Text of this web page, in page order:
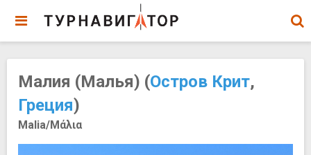
Малия (Малья) (Остров Крит,
Греция)
Malia/Μάλια